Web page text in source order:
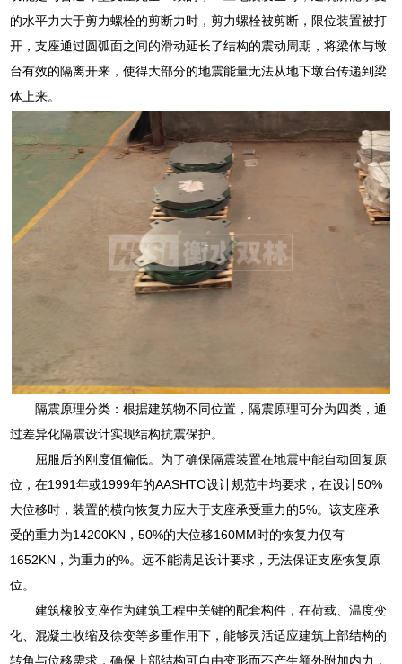
的水平力大于剪力螺栓的剪断力时，剪力螺栓被剪断，限位装置被打
开，支座通过圆弧面之间的滑动延长了结构的震动周期，将梁体与墩
台有效的隔离开来，使得大部分的地震能量无法从地下墩台传递到梁
体上来。
隔震原理分类：根据建筑物不同位置，隔震原理可分为四类，通
过差异化隔震设计实现结构抗震保护。
屈服后的刚度值偏低。为了确保隔震装置在地震中能自动回复原
位，在1991年或1999年的AASHTO设计规范中均要求，在设计50%
大位移时，装置的横向恢复力应大于支座承受重力的5%。该支座承
受的重力为14200KN，50%的大位移160MM时的恢复力仅有
1652KN，为重力的%。远不能满足设计要求，无法保证支座恢复原
位。
建筑橡胶支座作为建筑工程中关键的配套构件，在荷载、温度变
化、混凝土收缩及徐变等多重作用下，能够灵活适应建筑上部结构的
转角与位移需求，确保上部结构可自由变形而不产生额外附加内力，